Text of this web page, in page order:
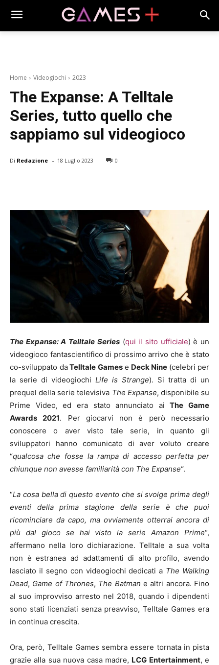
Home Videogiochi 2023
The Expanse: A Telltale
Series, tutto quello che
sappiamo sul videogioco
Di Redazione - 18 Luglio 2023 0
The Expanse: A Telltale Series (qui il sito ufficiale) è un
videogioco fantascientifico di prossimo arrivo che è stato
co-sviluppato daTelltale Gamese Deck Nine (celebri per
la serie di videogiochi Life is Strange). Si tratta di un
prequel della serie televisiva The Expanse, disponibile su
Prime Video, ed era stato annunciato aiThe Game
Awards 2021. Per giocarvi non è però necessario
conoscere o aver visto tale serie, in quanto gli
sviluppatori hanno comunicato di aver voluto creare
“qualcosa che fosse la rampa di accesso perfetta per
chiunque non avesse familiarità con The Expanse“.
“La cosa bella di questo evento che si svolge prima degli
eventi della prima stagione della serie è che puoi
ricominciare da capo, ma ovviamente otterrai ancora di
più dal gioco se hai visto la serie Amazon Prime“,
affermano nella loro dichiarazione. Telltale a sua volta
non è estranea ad adattamenti di alto profilo, avendo
lasciato il segno con videogiochi dedicati a The Walking
Dead, Game of Thrones, The Batman e altri ancora. Fino
al suo improvviso arresto nel 2018, quando i dipendenti
sono stati licenziati senza preavviso, Telltale Games era
in continua crescita.
Ora, però, Telltale Games sembra essere tornata in pista
grazie alla sua nuova casa madre, LCG Entertainment, e